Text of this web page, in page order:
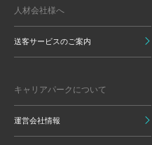
人材会社様へ
送客サービスのご案内
キャリアパークについて
運営会社情報